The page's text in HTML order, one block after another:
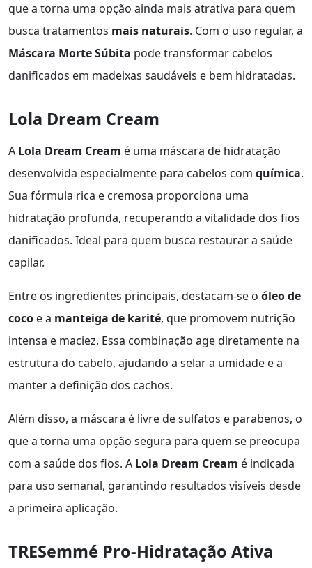
que a torna uma opção ainda mais atrativa para quem
busca tratamentos mais naturais. Com o uso regular, a
Máscara Morte Súbita pode transformar cabelos
danificados em madeixas saudáveis e bem hidratadas.
Lola Dream Cream
A Lola Dream Cream é uma máscara de hidratação
desenvolvida especialmente para cabelos com química.
Sua fórmula rica e cremosa proporciona uma
hidratação profunda, recuperando a vitalidade dos fios
danificados. Ideal para quem busca restaurar a saúde
capilar.
Entre os ingredientes principais, destacam-se o óleo de
coco e a manteiga de karité, que promovem nutrição
intensa e maciez. Essa combinação age diretamente na
estrutura do cabelo, ajudando a selar a umidade e a
manter a definição dos cachos.
Além disso, a máscara é livre de sulfatos e parabenos, o
que a torna uma opção segura para quem se preocupa
com a saúde dos fios. A Lola Dream Cream é indicada
para uso semanal, garantindo resultados visíveis desde
a primeira aplicação.
TRESemmé Pro-Hidratação Ativa